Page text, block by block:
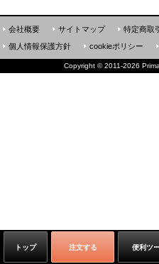
トップ 注文する 便利ツ
会社概要 サイトマップ 特定商取
個人情報保護方針
cookieポリシー
Copyright ©2011-2026